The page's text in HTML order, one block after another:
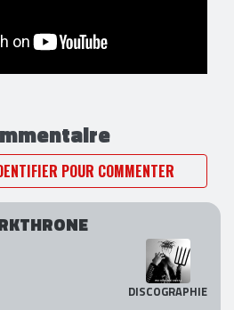
POUR COMMENTER
DISCOGRAPHIE